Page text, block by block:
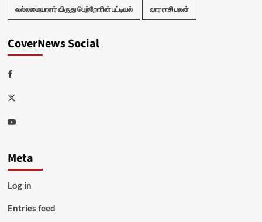
வல்லமையாளர் விருது பெற்றோரின் பட்டியல் வார ராசி பலன்
CoverNews Social
Facebook
Twitter
Youtube
Meta
Log in
Entries feed